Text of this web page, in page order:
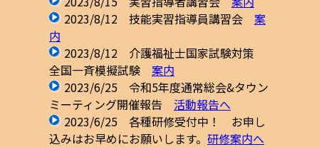
2023/8/12 技能実習指導員講習会 案
内
2023/8/12 介護福祉士国家試験対策
全国一斉模擬試験 案内
2023/6/25 令和5年度通常総会&タウン
ミーティング開催報告 活動報告へ
2023/6/25 各種研修受付中！ お申し
込みはお早めにお願いします。 研修案内へ